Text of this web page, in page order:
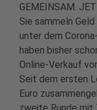
GEMEINSAM.
Sie sammeln
unter dem
haben bisher
Online-Verkauf
Seit dem ersten
Euro
zweite Runde mit